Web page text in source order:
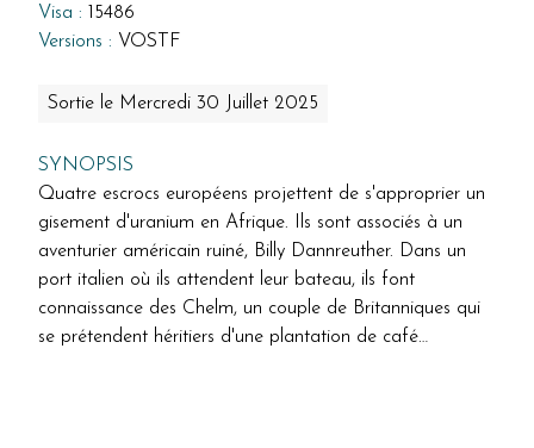
Visa :
15486
Versions : VOSTF
Sortie le Mercredi 30 Juillet 2025
SYNOPSIS
Quatre escrocs européens projettent de s'approprier un
gisement d'uranium en Afrique. Ils sont associés à un
aventurier américain ruiné, Billy Dannreuther. Dans un
port italien où ils attendent leur bateau, ils font
connaissance des Chelm, un couple de Britanniques qui
se prétendent héritiers d'une plantation de café…